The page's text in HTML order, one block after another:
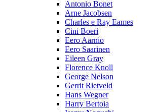
Antonio Bonet
Arne Jacobsen
Charles e Ray Eames
Cini Boeri
Eero Aarnio
Eero Saarinen
Eileen Gray
Florence Knoll
George Nelson
Gerrit Rietveld
Hans Wegner
Harry Bertoia